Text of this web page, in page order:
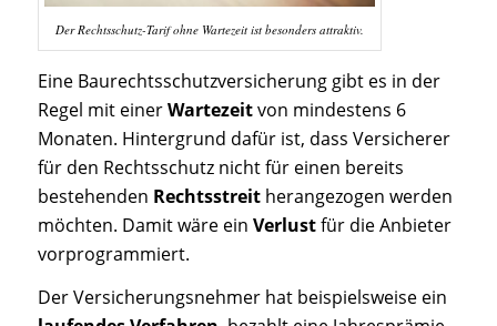
Der Rechtsschutz-Tarif ohne Wartezeit ist besonders attraktiv.
Eine Baurechtsschutzversicherung gibt es in der
Regel mit einerWartezeitvon mindestens 6
Monaten. Hintergrund dafür ist, dass Versicherer
für den Rechtsschutz nicht für einen bereits
bestehenden Rechtsstreitherangezogen werden
möchten. Damit wäre ein Verlustfür die Anbieter
vorprogrammiert.
Der Versicherungsnehmer hat beispielsweise ein